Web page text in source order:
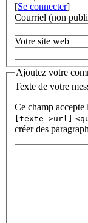
[Se connecter]
Courriel (non
Votre site web
Ajoutez votre
Texte de votre
Ce champ
[texte->url]
créer des